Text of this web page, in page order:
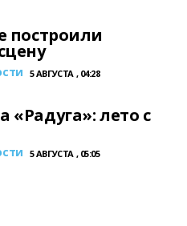
построили
5 АВГУСТА , 04:28
лето с
5 АВГУСТА , 05:05